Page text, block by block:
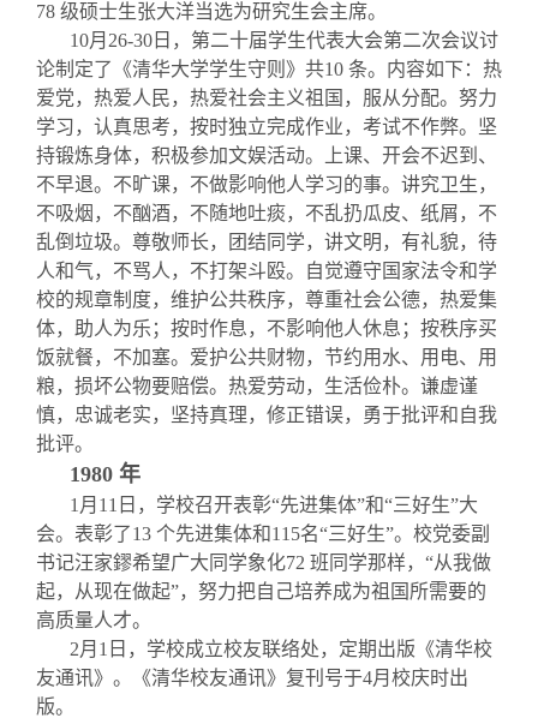
78 级硕士生张大洋当选为研究生会主席。
10月26-30日 ，第二十届学生代表大会第二次会议讨
论制定了《清华大学学生守则》共10 条。内容如下：热
爱党，热爱人民，热爱社会主义祖国，服从分配。努力
学习，认真思考，按时独立完成作业，考试不作弊。坚
持锻炼身体，积极参加文娱活动。上课、开会不迟到、
不早退。不旷课，不做影响他人学习的事。讲究卫生，
不吸烟，不酗酒，不随地吐痰，不乱扔瓜皮、纸屑，不
乱倒垃圾。尊敬师长，团结同学，讲文明，有礼貌，待
人和气，不骂人，不打架斗殴。自觉遵守国家法令和学
校的规章制度，维护公共秩序，尊重社会公德，热爱集
体，助人为乐；按时作息，不影响他人休息；按秩序买
饭就餐，不加塞。爱护公共财物，节约用水、用电、用
粮，损坏公物要赔偿。热爱劳动，生活俭朴。谦虚谨
慎，忠诚老实，坚持真理，修正错误，勇于批评和自我
批评。
1980 年
1 月11日 ，学校召开表彰“先进集体”和“三好生”大
会。表彰了13 个先进集体和115名“三好生”。校党委副
书记汪家鏐希望广大同学象化72 班同学那样， “从我做
起，从现在做起”，努力把自己培养成为祖国所需要的
高质量人才。
2月1日 ，学校成立校友联络处，定期出版《清华校
友通讯》。《清华校友通讯》复刊号于4月校庆时出
版。